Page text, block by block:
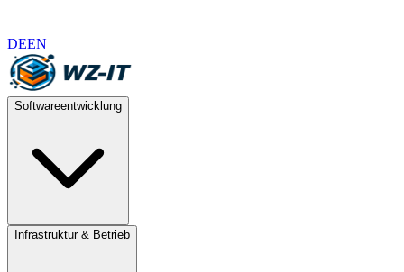
DEEN
Softwareentwicklung
Infrastruktur & Betrieb